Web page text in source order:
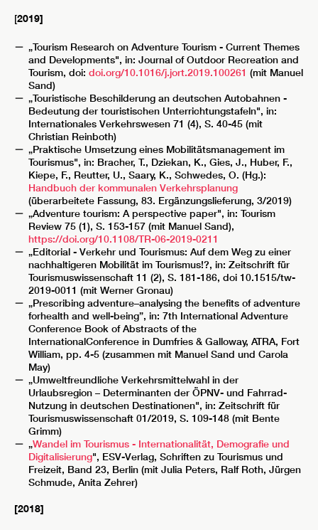
[2019]
„Tourism Research on Adventure Tourism - Current Themes
and Developments", in: Journal of Outdoor Recreation and
Tourism, doi: doi.org/10.1016/j.jort.2019.100261 (mit Manuel
Sand)
„Touristische Beschilderung an deutschen Autobahnen -
Bedeutung der touristischen Unterrichtungstafeln", in:
Internationales Verkehrswesen 71 (4), S. 40-45 (mit
Christian Reinboth)
„Praktische Umsetzung eines Mobilitätsmanagement im
Tourismus", in: Bracher, T., Dziekan, K., Gies, J., Huber, F.,
Kiepe, F., Reutter, U., Saary, K., Schwedes, O. (Hg.):
Handbuch der kommunalen Verkehrsplanung
(überarbeitete Fassung, 83. Ergänzungslieferung, 3/2019)
„Adventure tourism: A perspective paper", in: Tourism
Review 75 (1), S. 153-157 (mit Manuel Sand),
https://doi.org/10.1108/TR-06-2019-0211
„Editorial - Verkehr und Tourismus: Auf dem Weg zu einer
nachhaltigeren Mobilität im Tourismus!?, in: Zeitschrift für
Tourismuswissenschaft 11 (2), S. 181-186, doi 10.1515/tw-
2019-0011 (mit Werner Gronau)
„Prescribing adventure–analysing the benefits of adventure
forhealth and well-being”, in: 7th International Adventure
Conference Book of Abstracts of the
InternationalConference in Dumfries & Galloway, ATRA, Fort
William, pp. 4-5 (zusammen mit Manuel Sand und Carola
May)
„Umweltfreundliche Verkehrsmittelwahl in der
Urlaubsregion – Determinanten der ÖPNV- und Fahrrad-
Nutzung in deutschen Destinationen", in: Zeitschrift für
Tourismuswissenschaft 01/2019, S. 109-148 (mit Bente
Grimm)
„Wandel im Tourismus - Internationalität, Demografie und
Digitalisierung", ESV-Verlag, Schriften zu Tourismus und
Freizeit, Band 23, Berlin (mit Julia Peters, Ralf Roth, Jürgen
Schmude, Anita Zehrer)
[2018]